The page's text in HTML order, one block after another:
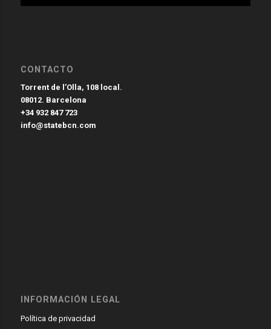
CONTACTO
Torrent de l’Olla, 108 local.
08012. Barcelona
+34 932 847 723
info@statebcn.com
INFORMACIÓN LEGAL
Política de privacidad